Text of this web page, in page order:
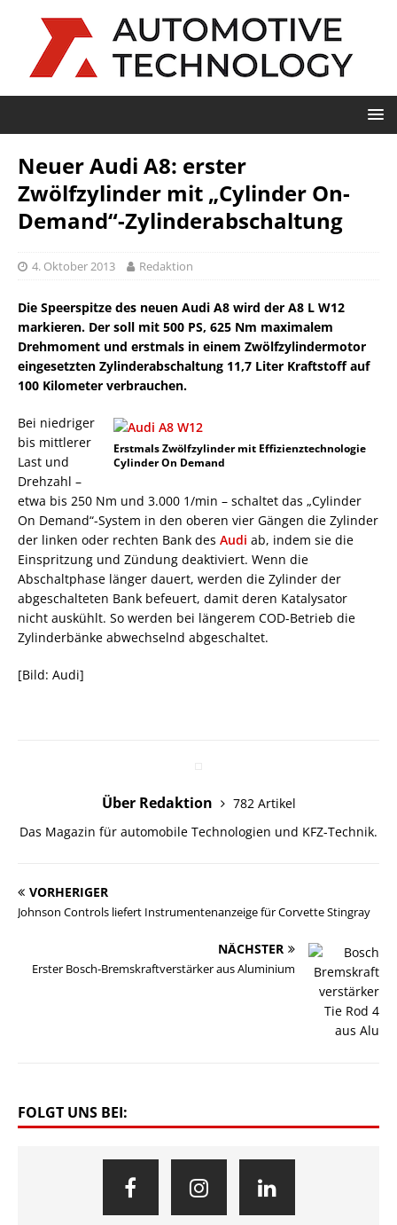
Neuer Audi A8: erster
Zwölfzylinder mit „Cylinder On-
Demand“-Zylinderabschaltung
4. Oktober 2013 Redaktion
Die Speerspitze des neuen Audi A8 wird der A8 L W12
markieren. Der soll mit 500 PS, 625 Nm maximalem
Drehmoment und erstmals in einem Zwölfzylindermotor
eingesetzten Zylinderabschaltung 11,7 Liter Kraftstoff auf
100 Kilometer verbrauchen.
Erstmals Zwölfzylinder mit Effizienztechnologie
Cylinder On Demand
Bei niedriger
bis mittlerer
Last und
Drehzahl –
etwa bis 250 Nm und 3.000 1/min – schaltet das „Cylinder
On Demand“-System in den oberen vier Gängen die Zylinder
der linken oder rechten Bank des Audi ab, indem sie die
Einspritzung und Zündung deaktiviert. Wenn die
Abschaltphase länger dauert, werden die Zylinder der
abgeschalteten Bank befeuert, damit deren Katalysator
nicht auskühlt. So werden bei längerem COD-Betrieb die
Zylinderbänke abwechselnd abgeschaltet.
[Bild: Audi]
Über Redaktion
782 Artikel
Das Magazin für automobile Technologien und KFZ-Technik.
VORHERIGER
Johnson Controls liefert Instrumentenanzeige für Corvette Stingray
NÄCHSTER
Erster Bosch-Bremskraftverstärker aus Aluminium
FOLGT UNS BEI: